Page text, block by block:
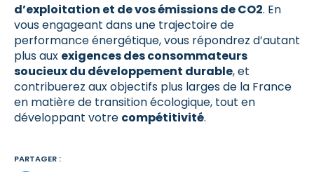
d’exploitation et de vos émissions de CO2. En
vous engageant dans une trajectoire de
performance énergétique, vous répondrez d’autant
plus aux exigences des consommateurs
soucieux du développement durable, et
contribuerez aux objectifs plus larges de la France
en matière de transition écologique, tout en
développant votre compétitivité.
PARTAGER :